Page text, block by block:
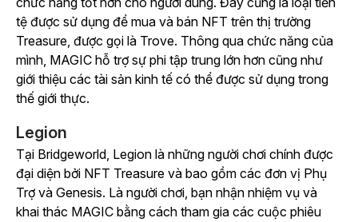
tệ được sử dụng để mua và bán NFT trên thị trường
Treasure, được gọi là Trove. Thông qua chức năng của
mình, MAGIC hỗ trợ sự phi tập trung lớn hơn cũng như
giới thiệu các tài sản kinh tế có thể được sử dụng trong
thế giới thực.
Legion
Tại Bridgeworld, Legion là những người chơi chính được
đại diện bởi NFT Treasure và bao gồm các đơn vị Phụ
Trợ và Genesis. Là người chơi, bạn nhận nhiệm vụ và
khai thác MAGIC bằng cách tham gia các cuộc phiêu